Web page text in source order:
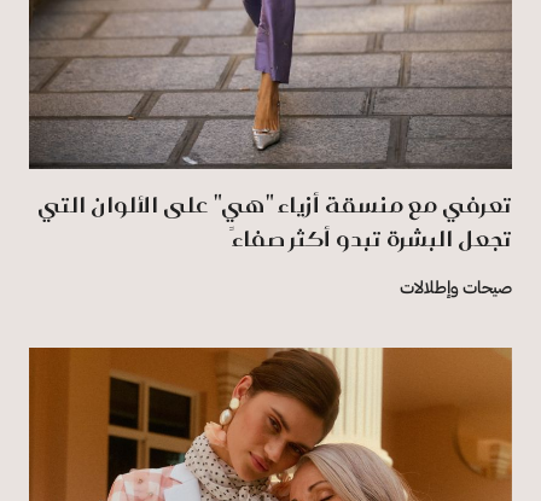
تعرفي مع منسقة أزياء "هي" على الألوان التي
تجعل البشرة تبدو أكثر صفاءً
صيحات وإطلالات